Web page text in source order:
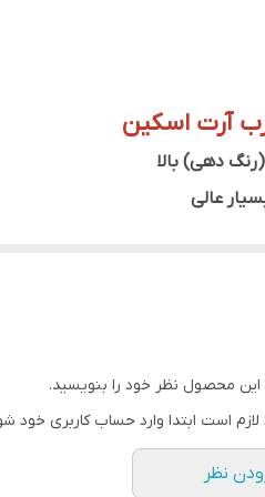
آرت اسکین
دهی) بالا
عالی
بالا
این محصول نظر خود را بنویسید.
لازم است ابتدا وارد حساب کاربری خود
نظر